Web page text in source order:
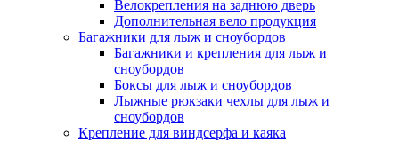
Велокрепления на заднюю дверь
Дополнительная вело продукция
Багажники для лыж и сноубордов
Багажники и крепления для лыж и
сноубордов
Боксы для лыж и сноубордов
Лыжные рюкзаки чехлы для лыж и
сноубордов
Крепление для виндсерфа и каяка